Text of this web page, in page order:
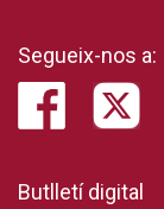
Segueix-nos a:
Butlletí digital